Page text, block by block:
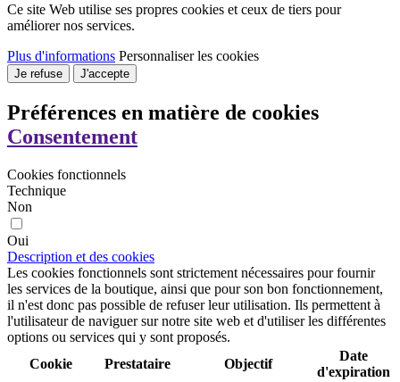
Ce site Web utilise ses propres cookies et ceux de tiers pour
améliorer nos services.
Plus d'informations Personnaliser les cookies
Je refuse J'accepte
Préférences en matière de cookies
Consentement
Cookies fonctionnels
Technique
Non
Oui
Description et des cookies
Les cookies fonctionnels sont strictement nécessaires pour fournir
les services de la boutique, ainsi que pour son bon fonctionnement,
il n'est donc pas possible de refuser leur utilisation. Ils permettent à
l'utilisateur de naviguer sur notre site web et d'utiliser les différentes
options ou services qui y sont proposés.
Cookie
Prestataire Objectif
Date
d'expiration